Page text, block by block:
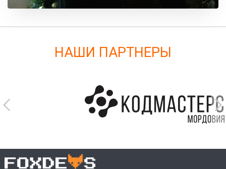
НАШИ ПАРТНЕРЫ